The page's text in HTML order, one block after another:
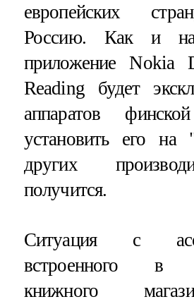
европейских
Россию. Как и
приложение Nokia
Reading будет
аппаратов
установить его на
других
получится.
Ситуация с
встроенного в
книжного